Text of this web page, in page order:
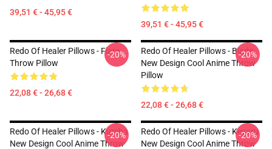
39,51 € - 45,95 €
39,51 € - 45,95 €
Redo Of Healer Pillows - Flare
Throw Pillow
22,08 € - 26,68 €
-20%
Redo Of Healer Pillows - Blade
New Design Cool Anime Throw
Pillow
22,08 € - 26,68 €
-20%
Redo Of Healer Pillows - Kureha
New Design Cool Anime Throw
-20%
Redo Of Healer Pillows - Keyaru
New Design Cool Anime Throw
-20%